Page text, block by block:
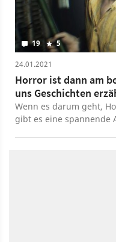
19 5
24.01.2021
Horror ist dann am
uns Geschichten
Wenn es darum geht,
gibt es eine spannende